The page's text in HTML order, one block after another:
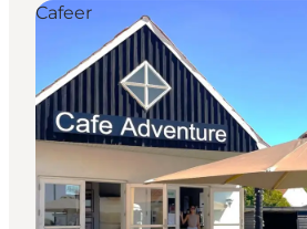
Cafeer